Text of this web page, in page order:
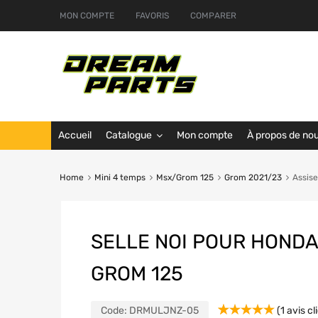
MON COMPTE FAVORIS COMPARER
Accueil Catalogue Mon compte À propos de
Home Mini 4 temps Msx/Grom 125 Grom 2021/23
SELLE NOI POUR
GROM 125
Code: DRMULJNZ-05 (1 avis